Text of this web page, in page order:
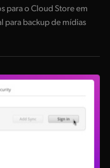
para o Cloud Store em
para backup de mídias